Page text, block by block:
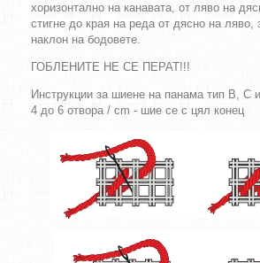
хоризонтално на канавата, от ляво на
стигне до края на реда от дясно на ляво,
наклон на бодовете.
ГОБЛЕНИТЕ НЕ СЕ ПЕРАТ!!!
Инструкции за шиене на панама тип B, C
4 до 6 отвора / cm - шие се с цял конец